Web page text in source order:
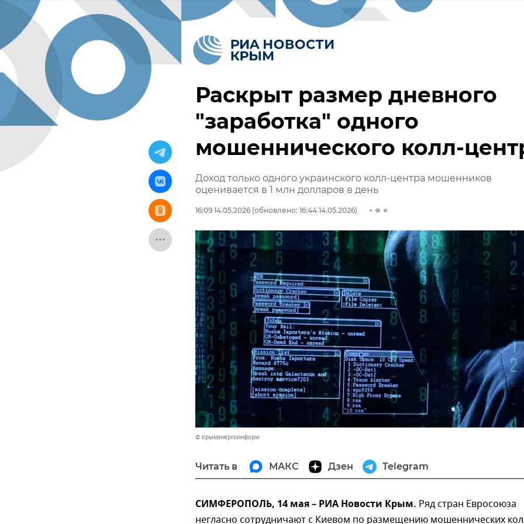
Раскрыт размер дневного
"заработка" одного
мошеннического колл-
Доход только одного украинского колл-центра мошенников
оценивается в 1 млн долларов в день
16:09 14.05.2026 (обновлено: 16:44 14.05.2026)
© Крымэнергоинформ
Читать в МАКС Дзен Telegram
СИМФЕРОПОЛЬ, 14 мая – РИА Новости Крым. Ряд стран Евросоюза
негласно сотрудничают с Киевом по размещению мошеннических